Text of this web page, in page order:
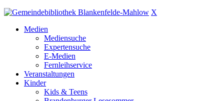
X
Medien
Mediensuche
Expertensuche
E-Medien
Fernleihservice
Veranstaltungen
Kinder
Kids & Teens